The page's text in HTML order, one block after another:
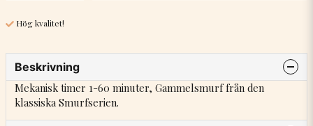
Hög kvalitet!
Beskrivning
Mekanisk timer 1-60 minuter, Gammelsmurf från den
klassiska Smurfserien.